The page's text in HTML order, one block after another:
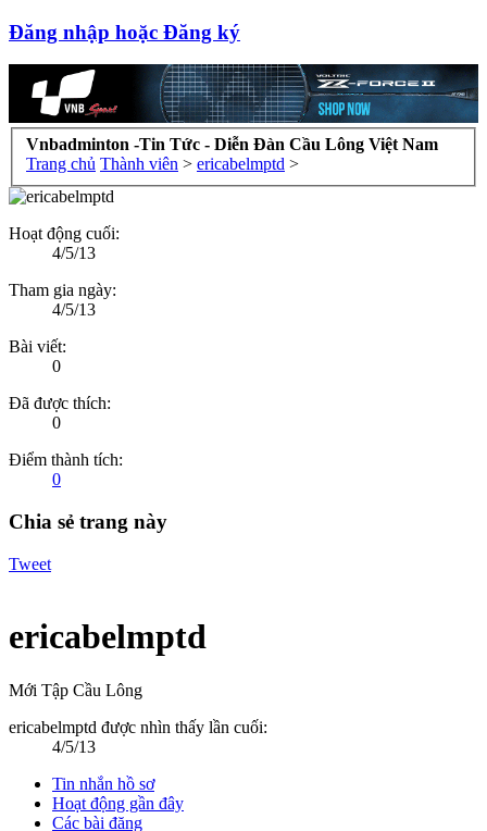
Đăng nhập hoặc Đăng ký
Vnbadminton -Tin Tức - Diễn Đàn Cầu Lông Việt Nam
Trang chủ Thành viên > ericabelmptd >
Hoạt động cuối:
4/5/13
Tham gia ngày:
4/5/13
Bài viết:
0
Đã được thích:
0
Điểm thành tích:
0
Chia sẻ trang này
Tweet
ericabelmptd
Mới Tập Cầu Lông
ericabelmptd được nhìn thấy lần cuối:
4/5/13
Tin nhắn hồ sơ
Hoạt động gần đây
Các bài đăng